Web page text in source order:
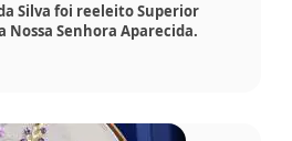
Silva foi reeleito Superior
Nossa Senhora Aparecida.